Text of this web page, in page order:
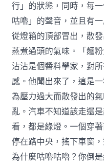
行」的狀態，同時，每
咕嚕」的聲音，並且有
從燈箱的頂部冒出，散
蒸煮過頭的氣味。「麵
沾沾是個醬料學家，對
感。他聞出來了，這是
為壓力過大而散發出的
亂。汽車不知道該走還
看，都是綠燈。一個穿
停在路中央，搖下車窗
為什麼咕嚕咕嚕？你倒